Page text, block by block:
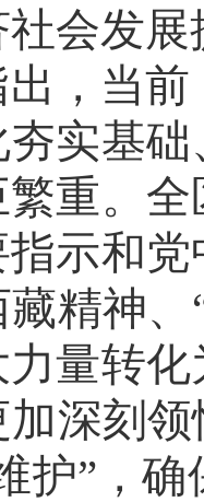
会发
，当
实基
重。
示和
精神
量转
加深刻
护”，